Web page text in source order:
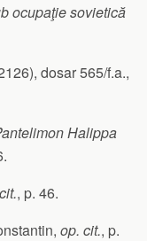
ocupaţie sovietică
dosar 565/f.a.,
Halippa
, p. 46.
op. cit., p.